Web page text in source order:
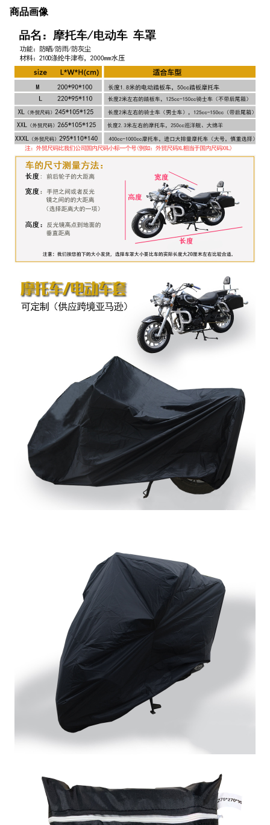
商品画像